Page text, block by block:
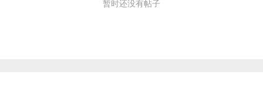
暂时还没有帖子